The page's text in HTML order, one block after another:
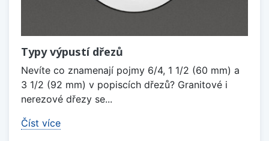
Typy výpustí dřezů
Nevíte co znamenají pojmy 6/4, 1 1/2 (60 mm) a
3 1/2 (92 mm) v popiscích dřezů? Granitové i
nerezové dřezy se...
Číst více